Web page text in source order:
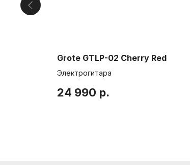
Grote GTLP-02 Cherry Red
Электрогитара
24 990 р.